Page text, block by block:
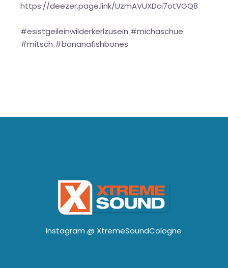
https://deezer.page.link/UzmAVUXDci7otVGQ8
#esistgeileinwilderkerlzusein #michaschue
#mitsch #bananafishbones
Instagram @ XtremeSoundCologne